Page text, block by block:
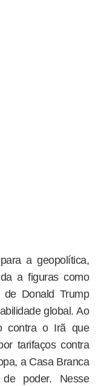
a geopolítica,
a figuras como
Donald Trump
global. Ao
contra o Irã que
tarifaços contra
a Casa Branca
poder. Nesse